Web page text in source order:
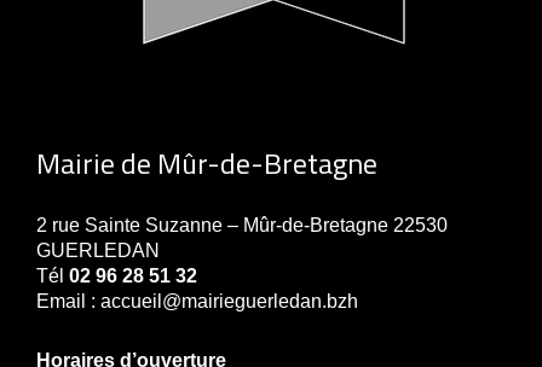
Mairie de Mûr-de-Bretagne
2 rue Sainte Suzanne – Mûr-de-Bretagne 22530
GUERLEDAN
Tél 02 96 28 51 32
Email : accueil@mairieguerledan.bzh
Horaires d’ouverture